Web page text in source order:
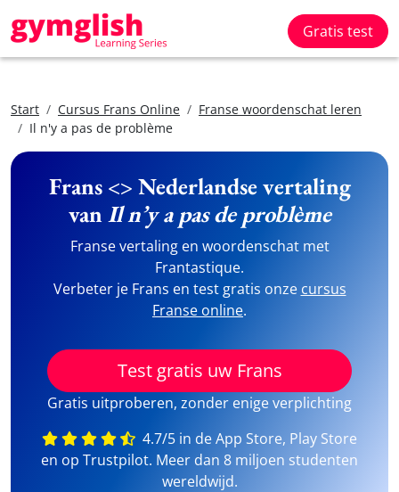
Gratis test
Start Cursus Frans Online
Franse woordenschat leren
Il n'y a pas de problème
Frans <> Nederlandse vertaling
vanIl n’y a pas de problème
Franse vertaling en woordenschat met
Frantastique.
Verbeter je Frans en test gratis onze cursus
Franse online.
Test gratis uw Frans
Gratis uitproberen, zonder enige verplichting
4.7/5 in de App Store, Play Store
en op Trustpilot. Meer dan 8 miljoen studenten
wereldwijd.